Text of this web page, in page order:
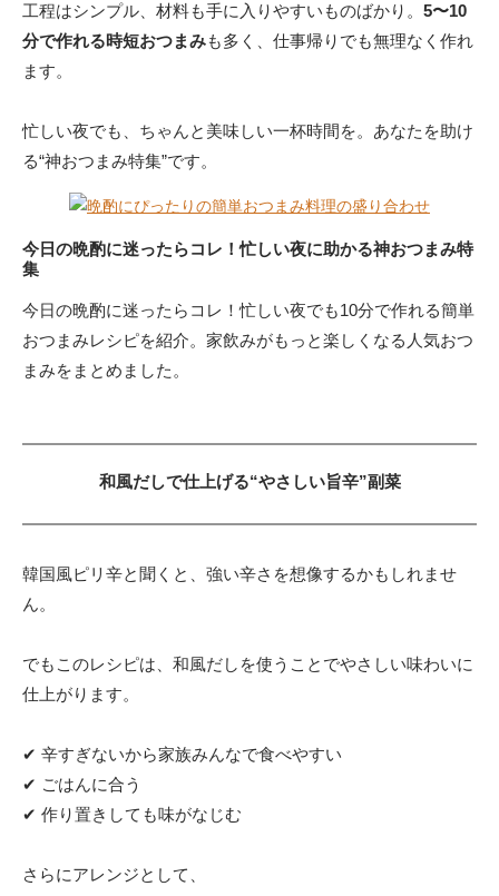
工程はシンプル、材料も手に入りやすいものばかり。 5〜10
分で作れる時短おつまみも多く、仕事帰りでも無理なく作れ
ます。
忙しい夜でも、ちゃんと美味しい一杯時間を。あなたを助け
る“神おつまみ特集”です。
今日の晩酌に迷ったらコレ！忙しい夜に助かる神おつまみ特
集
今日の晩酌に迷ったらコレ！忙しい夜でも10分で作れる簡単
おつまみレシピを紹介。家飲みがもっと楽しくなる人気おつ
まみをまとめました。
和風だしで仕上げる“やさしい旨辛”副菜
韓国風ピリ辛と聞くと、強い辛さを想像するかもしれませ
ん。
でもこのレシピは、和風だしを使うことでやさしい味わいに
仕上がります。
✔ 辛すぎないから家族みんなで食べやすい
✔ ごはんに合う
✔ 作り置きしても味がなじむ
さらにアレンジとして、